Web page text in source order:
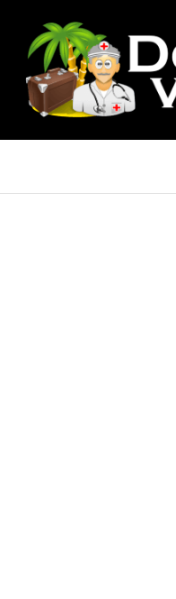
Blog Voyage